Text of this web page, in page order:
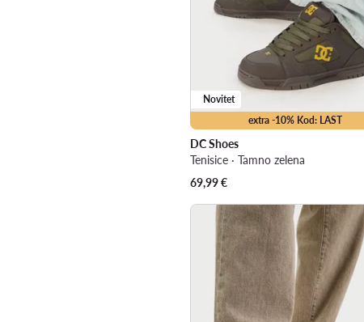
extra -10% Kod: LAST
Novitet
DC Shoes
Tenisice · Tamno zelena
69,99€